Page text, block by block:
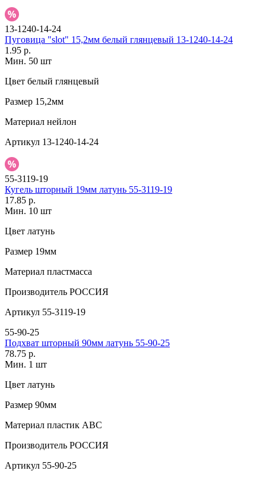
13-1240-14-24
Пуговица "slot" 15,2мм белый глянцевый 13-1240-14-24
1.95 р.
Мин. 50 шт
Цвет белый глянцевый
Размер 15,2мм
Материал нейлон
Артикул 13-1240-14-24
55-3119-19
Кугель шторный 19мм латунь 55-3119-19
17.85 р.
Мин. 10 шт
Цвет латунь
Размер 19мм
Материал пластмасса
Производитель РОССИЯ
Артикул 55-3119-19
55-90-25
Подхват шторный 90мм латунь 55-90-25
78.75 р.
Мин. 1 шт
Цвет латунь
Размер 90мм
Материал пластик АВС
Производитель РОССИЯ
Артикул 55-90-25